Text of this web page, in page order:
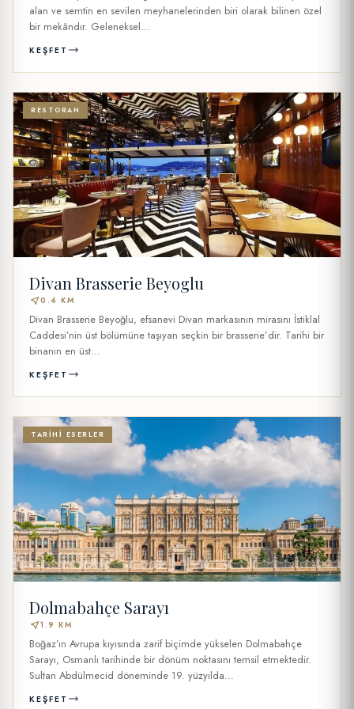
alan ve semtin en sevilen meyhanelerinden biri olarak bilinen özel
bir mekândır. Geleneksel...
KEŞFET
RESTORAN
Divan Brasserie Beyoglu
near_me0.4 KM
Divan Brasserie Beyoğlu, efsanevi Divan markasının mirasını İstiklal
Caddesi’nin üst bölümüne taşıyan seçkin bir brasserie’dir. Tarihi bir
binanın en üst...
KEŞFET
TARIHI ESERLER
Dolmabahçe Sarayı
near_me1.9 KM
Boğaz’ın Avrupa kıyısında zarif biçimde yükselen Dolmabahçe
Sarayı, Osmanlı tarihinde bir dönüm noktasını temsil etmektedir.
Sultan Abdülmecid döneminde 19. yüzyılda...
KEŞFET